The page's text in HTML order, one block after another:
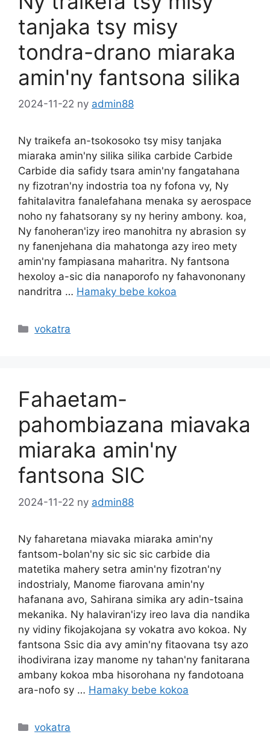
tanjaka tsy misy
tondra-drano miaraka
amin'ny fantsona silika
2024-11-22 ny admin88
Ny traikefa an-tsokosoko tsy misy tanjaka
miaraka amin'ny silika silika carbide Carbide
Carbide dia safidy tsara amin'ny fangatahana
ny fizotran'ny indostria toa ny fofona vy, Ny
fahitalavitra fanalefahana menaka sy aerospace
noho ny fahatsorany sy ny heriny ambony. koa,
Ny fanoheran'izy ireo manohitra ny abrasion sy
ny fanenjehana dia mahatonga azy ireo mety
amin'ny fampiasana maharitra. Ny fantsona
hexoloy a-sic dia nanaporofo ny fahavononany
nandritra … Hamaky bebe kokoa
Sokajy
vokatra
Fahaetam-
pahombiazana miavaka
miaraka amin'ny
fantsona SIC
2024-11-22 ny admin88
Ny faharetana miavaka miaraka amin'ny
fantsom-bolan'ny sic sic sic carbide dia
matetika mahery setra amin'ny fizotran'ny
indostrialy, Manome fiarovana amin'ny
hafanana avo, Sahirana simika ary adin-tsaina
mekanika. Ny halaviran'izy ireo lava dia nandika
ny vidiny fikojakojana sy vokatra avo kokoa. Ny
fantsona Ssic dia avy amin'ny fitaovana tsy azo
ihodivirana izay manome ny tahan'ny fanitarana
ambany kokoa mba hisorohana ny fandotoana
ara-nofo sy … Hamaky bebe kokoa
Sokajy
vokatra